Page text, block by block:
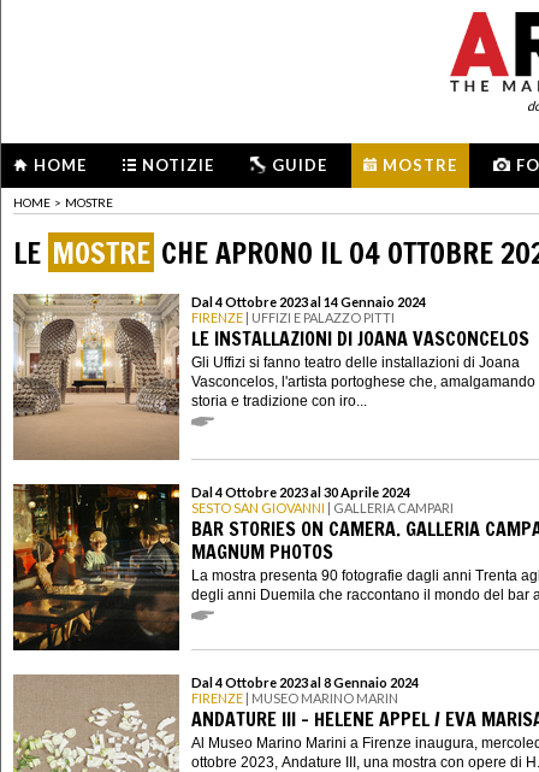
HOME NOTIZIE GUIDE MOSTRE
HOME > MOSTRE
LE MOSTRE CHE APRONO IL 04 OTTOBRE
Dal 4 Ottobre 2023 al 14 Gennaio 2024
FIRENZE | UFFIZI E PALAZZO PITTI
LE INSTALLAZIONI DI JOANA VASCONCELOS
Gli Uffizi si fanno teatro delle installazioni di Joana
Vasconcelos, l'artista portoghese che, amalgamando
storia e tradizione con iro...
Dal 4 Ottobre 2023 al 30 Aprile 2024
SESTO SAN GIOVANNI | GALLERIA CAMPARI
BAR STORIES ON CAMERA. GALLERIA
MAGNUM PHOTOS
La mostra presenta 90 fotografie dagli anni Trenta
degli anni Duemila che raccontano il mondo del bar
Dal 4 Ottobre 2023 al 8 Gennaio 2024
FIRENZE | MUSEO MARINO MARIN
ANDATURE III - HELENE APPEL / EVA
Al Museo Marino Marini a Firenze inaugura,
ottobre 2023, Andature III, una mostra con opere di